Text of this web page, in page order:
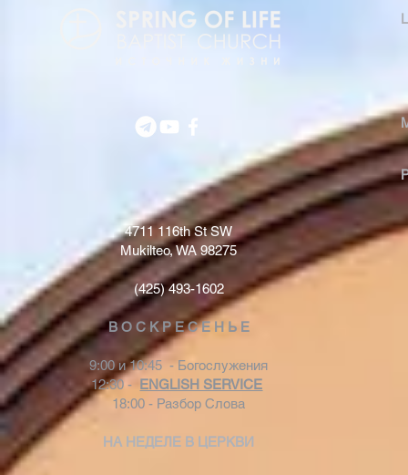
4711 116th St SW
Mukilteo, WA 98275
(425) 493-1602
В О С К Р Е С Е Н Ь Е
9:00 и 10:45 - Богослужения
12:30 - ENGLISH SERVICE
18:00 - Разбор Слова
НА НЕДЕЛЕ В ЦЕРКВИ